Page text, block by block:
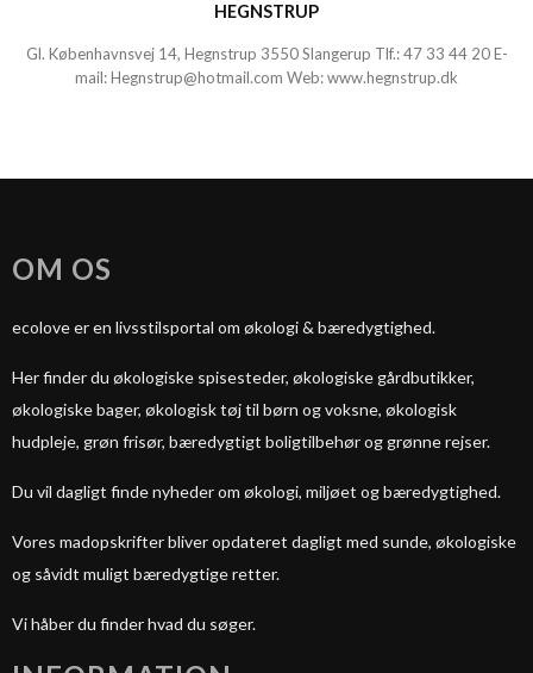
HEGNSTRUP
Gl. Københavnsvej 14, Hegnstrup 3550 Slangerup Tlf.:47 33 44 20E-
mail:Hegnstrup@hotmail.com Web:www.hegnstrup.dk
OM OS
ecolove er en livsstilsportal om økologi & bæredygtighed.
Her finder du økologiske spisesteder, økologiske gårdbutikker,
økologiske bager, økologisk tøj til børn og voksne, økologisk
hudpleje, grøn frisør, bæredygtigt boligtilbehør og grønne rejser.
Du vil dagligt finde nyheder om økologi, miljøet og bæredygtighed.
Vores madopskrifter bliver opdateret dagligt med sunde, økologiske
og såvidt muligt bæredygtige retter.
Vi håber du finder hvad du søger.